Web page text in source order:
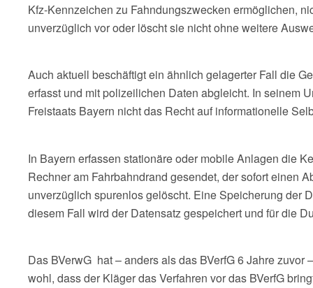
Kfz-Kennzeichen zu Fahndungszwecken ermöglichen,
unverzüglich vor oder löscht sie nicht ohne weitere
Auch aktuell beschäftigt ein ähnlich gelagerter Fall die
erfasst und mit polizeilichen Daten abgleicht. In seinem
Freistaats Bayern nicht das Recht auf informationelle
In Bayern erfassen stationäre oder mobile Anlagen die
Rechner am Fahrbahndrand gesendet, der sofort einen
unverzüglich spurenlos gelöscht. Eine Speicherung der
diesem Fall wird der Datensatz gespeichert und für die
Das BVerwG hat – anders als das BVerfG 6 Jahre
wohl, dass der Kläger das Verfahren vor das BVerfG